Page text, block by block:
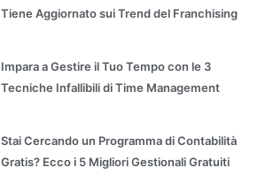
Tiene Aggiornato sui Trend del Franchising
Impara a Gestire il Tuo Tempo con le 3
Tecniche Infallibili di Time Management
Stai Cercando un Programma di Contabilità
Gratis? Ecco i 5 Migliori Gestionali Gratuiti